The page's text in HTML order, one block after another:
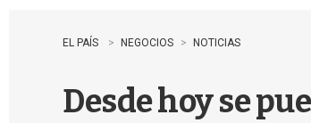
EL PAÍS NEGOCIOS NOTICIAS
Desde hoy se